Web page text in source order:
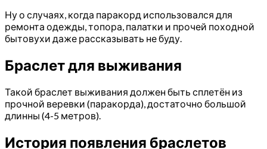
Ну о случаях, когда паракорд использовался для
ремонта одежды, топора, палатки и прочей походной
бытовухи даже рассказывать не буду.
Браслет для выживания
Такой браслет выживания должен быть сплетён из
прочной веревки (паракорда), достаточно большой
длинны (4-5 метров).
История появления браслетов